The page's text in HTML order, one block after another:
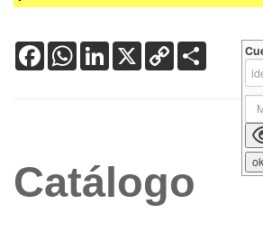
FacebookWhatsApp
LinkedIn
X Copy
Link
Catálogo